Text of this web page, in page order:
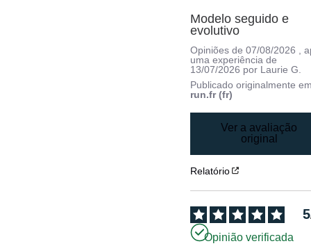
Modelo seguido e
evolutivo
Opiniões de07/08/2026
,
uma experiência de
13/07/2026 por Laurie G.
Publicado originalmente
run.fr (fr)
Ver a avaliação
original
Relatório
5
Opinião verificada